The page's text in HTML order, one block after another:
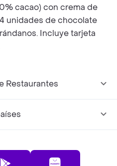
cacao) con crema de
unidades de chocolate
Incluye tarjeta
Restaurantes